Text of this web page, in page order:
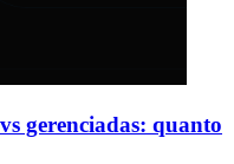
gerenciadas: quanto